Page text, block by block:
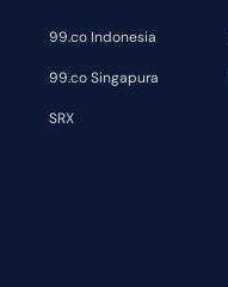
99.co Indonesia
99.co Singapura
SRX